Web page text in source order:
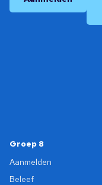
Groep 8
Aanmelden
Beleef